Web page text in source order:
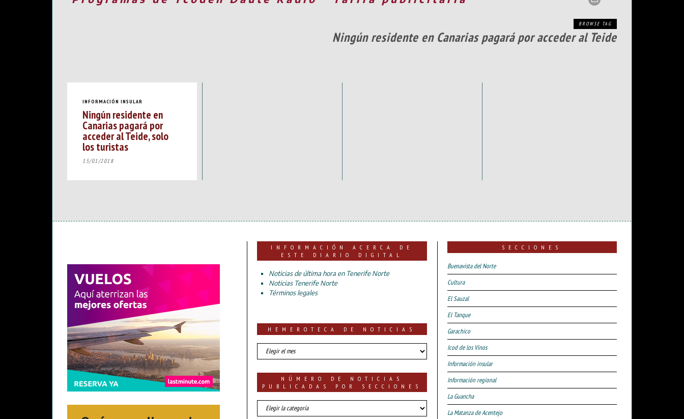
BROWSE TAG
Ningún residente en Canarias pagará por acceder al Teide
INFORMACIÓN INSULAR
Ningún residente en
Canarias pagará por
acceder al Teide, solo
los turistas
15/01/2018
INFORMACIÓN ACERCA DE
ESTE DIARIO DIGITAL
Noticias de última hora en Tenerife Norte
Noticias Tenerife Norte
Términos legales
HEMEROTECA DE NOTICIAS
HEMEROTECA
DE
NÚMERO DE NOTICIAS
PUBLICADAS POR SECCIONES
número
de
SECCIONES
Buenavista del Norte
Cultura
El Sauzal
El Tanque
Garachico
Icod de los Vinos
Información insular
Información regional
La Guancha
La Matanza de Acentejo